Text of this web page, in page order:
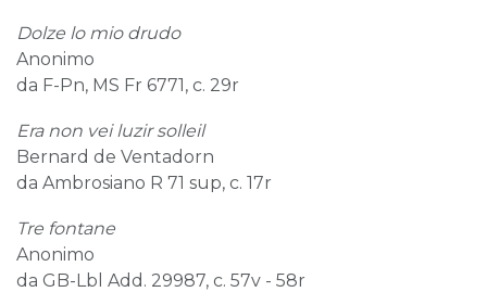
Dolze lo mio drudo
Anonimo
da F-Pn, MS Fr 6771, c. 29r
Era non vei luzir solleil
Bernard de Ventadorn
da Ambrosiano R 71 sup, c. 17r
Tre fontane
Anonimo
da GB-Lbl Add. 29987, c. 57v - 58r